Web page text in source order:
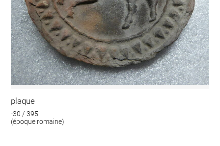
plaque
-30 / 395
(époque romaine)